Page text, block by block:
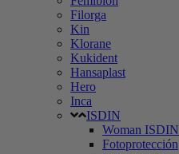
Filorga
Kin
Klorane
Kukident
Hansaplast
Hero
Inca
ISDIN
Woman ISDIN
Fotoprotección